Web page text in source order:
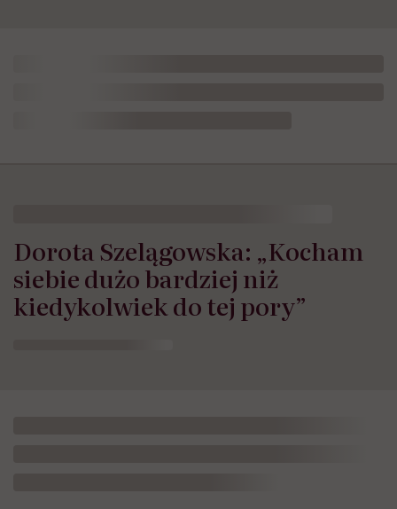
Dorota Szelągowska: „Kocham
siebie dużo bardziej niż
kiedykolwiek do tej pory”